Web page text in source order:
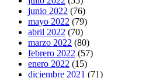
junio 2022 (76)
mayo 2022 (79)
abril 2022 (70)
marzo 2022 (80)
febrero 2022 (57)
enero 2022 (15)
diciembre 2021 (71)